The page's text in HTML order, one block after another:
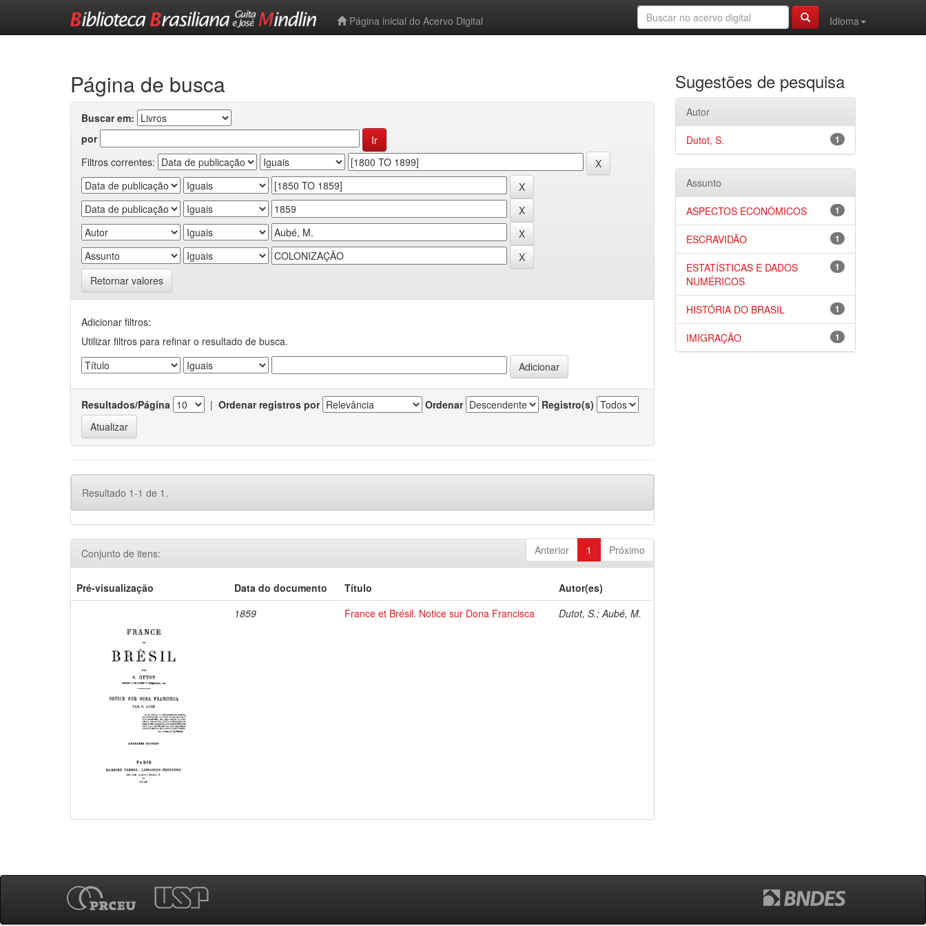
Página inicial do Acervo Digital
Idioma
Página de busca
Buscar em:
por
Filtros correntes:
Retornar valores
Adicionar filtros:
Utilizar filtros para refinar o resultado de busca.
Resultados/Página | Ordenar registros por Ordenar Registro(s)
Resultado 1-1 de 1.
Anterior 1 Próximo
Conjunto de itens:
Pré-visualização Data do documento Título
Autor(es)
1859
France et Brésil. Notice sur Dona Francisca Dutot, S.; Aubé, M.
Sugestões de pesquisa
Autor
1
Dutot, S.
Assunto
1
ASPECTOS ECONÔMICOS
1
ESCRAVIDÃO
1
ESTATÍSTICAS E DADOS
NUMÉRICOS
1
HISTÓRIA DO BRASIL
1
IMIGRAÇÃO